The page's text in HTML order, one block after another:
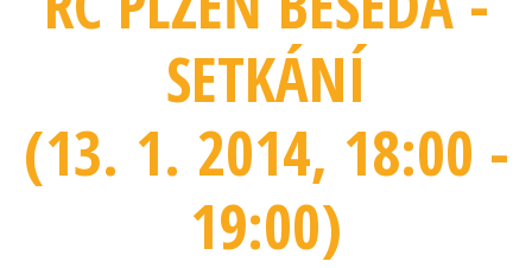
SETKÁNÍ
(13. 1. 2014, 18:00 -
19:00)